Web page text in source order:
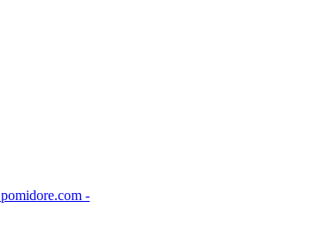
pomidore.com -